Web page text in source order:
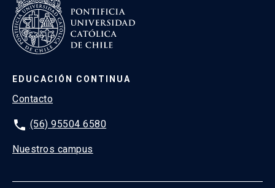
EDUCACIÓN CONTINUA
Contacto
phone (56) 95504 6580
Nuestros campus